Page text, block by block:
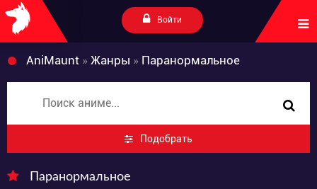
Войти
AniMaunt » Жанры » Паранормальное
Подобрать
Паранормальное